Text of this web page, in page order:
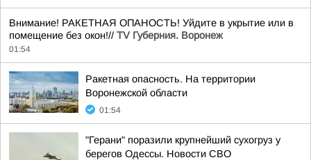
Внимание! РАКЕТНАЯ ОПАНОСТЬ! Уйдите в укрытие или в
помещение без окон!// TV Губерния. Воронеж
01:54
Ракетная опасность. На территории
Воронежской области
01:54
"Герани" поразили крупнейший сухогруз у
берегов Одессы. Новости СВО